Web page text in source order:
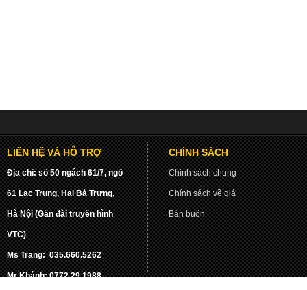
LIÊN HỆ VÀ HỖ TRỢ
Địa chỉ: số 50 ngách 61/7, ngõ
61 Lạc Trung, Hai Bà Trưng,
Hà Nội (Gần đài truyền hình
VTC)
Ms Trang: 035.660.5262
Mr Khánh: 0772.29.1988
CHÍNH SÁCH
Chính sách chung
Chính sách về giá
Bán buôn